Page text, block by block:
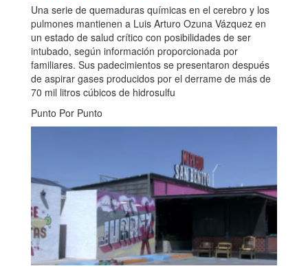
Una serie de quemaduras químicas en el cerebro y los
pulmones mantienen a Luis Arturo Ozuna Vázquez en
un estado de salud crítico con posibilidades de ser
intubado, según información proporcionada por
familiares. Sus padecimientos se presentaron después
de aspirar gases producidos por el derrame de más de
70 mil litros cúbicos de hidrosulfu
Punto Por Punto